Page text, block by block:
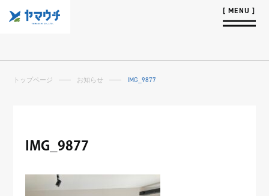
トップページ お知らせ IMG_9877
IMG_9877